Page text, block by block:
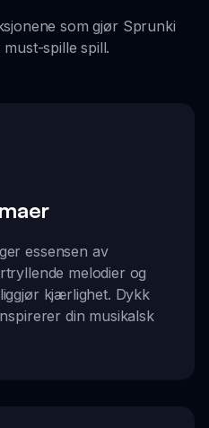
som gjør Sprunki
spille spill.
essensen av
melodier og
kjærlighet. Dykk
din musikalsk